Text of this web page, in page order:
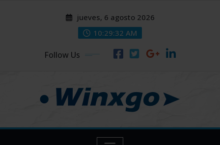
jueves, 6 agosto 2026
10:29:33 AM
Follow Us